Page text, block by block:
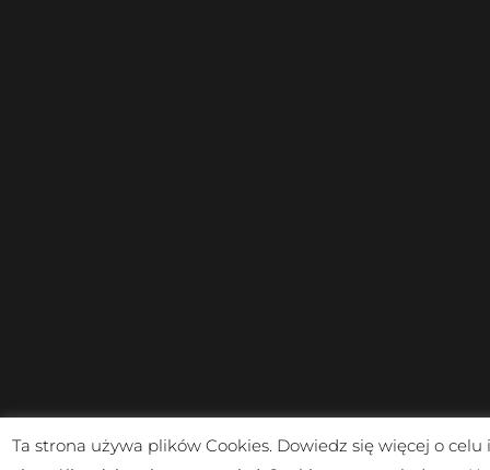
Ta strona używa plików Cookies. Dowiedz się więcej o celu